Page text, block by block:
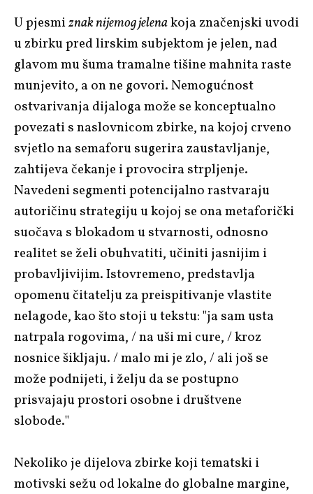
U pjesmiznak nijemog jelenakoja značenjski uvodi
u zbirku pred lirskim subjektom je jelen, nad
glavom mu šuma tramalne tišine mahnita raste
munjevito, a on ne govori. Nemogućnost
ostvarivanja dijaloga može se konceptualno
povezati s naslovnicom zbirke, na kojoj crveno
svjetlo na semaforu sugerira zaustavljanje,
zahtijeva čekanje i provocira strpljenje.
Navedeni segmenti potencijalno rastvaraju
autoričinu strategiju u kojoj se ona metaforički
suočava s blokadom u stvarnosti, odnosno
realitet se želi obuhvatiti, učiniti jasnijim i
probavljivijim. Istovremeno, predstavlja
opomenu čitatelju za preispitivanje vlastite
nelagode, kao što stoji u tekstu: "ja sam usta
natrpala rogovima, / na uši mi cure, / kroz
nosnice šikljaju. / malo mi je zlo, / ali još se
može podnijeti, i želju da se postupno
prisvajaju prostori osobne i društvene
slobode."
Nekoliko je dijelova zbirke koji tematski i
motivski sežu od lokalne do globalne margine,